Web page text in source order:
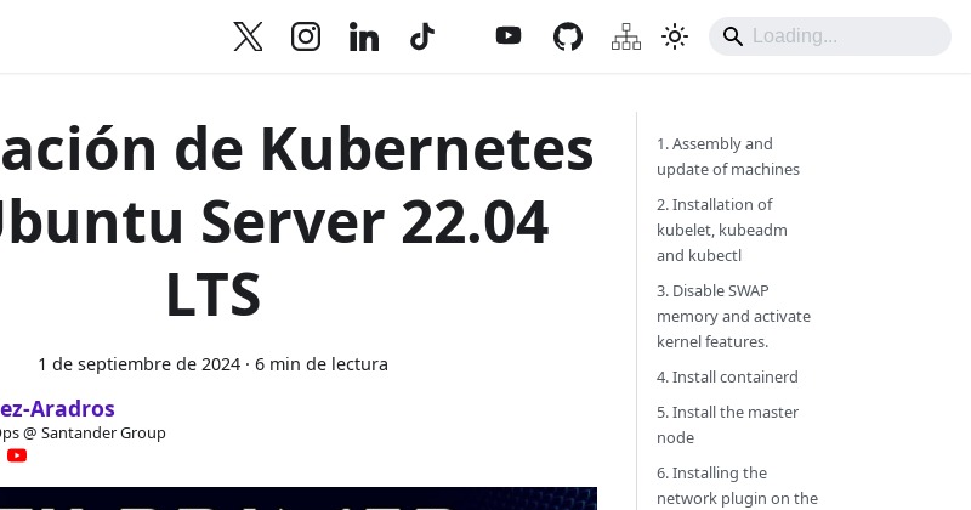
de Kubernetes
Server 22.04
LTS
1 de septiembre de 2024· 6 min de lectura
Aradros
@ Santander Group
1. Assembly and
update of machines
2. Installation of
kubelet, kubeadm
and kubectl
3. Disable SWAP
memory and activate
kernel features.
4. Install containerd
5. Install the master
node
6. Installing the
network plugin on the